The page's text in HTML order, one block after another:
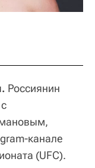
Россиянин
канале
(UFC).